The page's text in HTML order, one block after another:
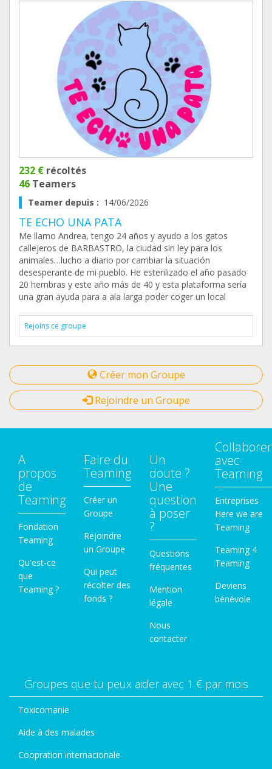
232 € récoltés
46 Teamers
Teamer depuis : 14/06/2026
TE ECHO UNA PATA
Me llamo Andrea, tengo 24 años y ayudo a los gatos
callejeros de BARBASTRO, la ciudad sin ley para los
animales…lucho a diario por cambiar la situación
desesperante de mi pueblo. He esterilizado el año pasado
20 hembras y este año más de 40 y esta plataforma sería
una gran ayuda para a ala larga poder coger un local
Rejoins ce groupe
Créer mon Groupe
Rejoindre un Groupe
A
propos
de
Teaming
Fondation
Teaming
Qu'est-ce
que
Teaming ?
Faire du
Teaming
Créer un
Groupe
Rejoindre
un Groupe
Qui peut
récolter des
fonds ?
Un
doute ?
Une
question
à poser
?
Questions
fréquentes
Mention
légale
Nous
contacter
Collaborer
avec
Teaming
Entreprises
Here we are
Teaming
Teaming 4
Teaming
Deviens
bénévole
Groupes que tu peux aider avec 1 € par mois
Toxicomanie
Aide à des malades
Coopration internacionale